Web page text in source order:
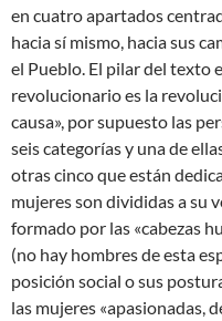
en cuatro apartados
hacia sí mismo, hacia sus
el Pueblo. El pilar del texto
revolucionario es la
causa», por supuesto las
seis categorías y una de
otras cinco que están
mujeres son divididas a su
formado por las «cabezas
(no hay hombres de esta
posición social o sus
las mujeres «apasionadas,